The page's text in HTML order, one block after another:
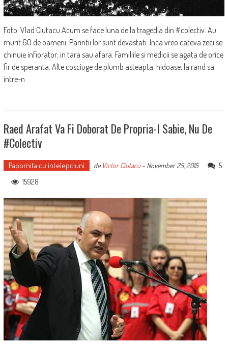
Foto: Vlad Ciutacu Acum se face luna de la tragedia din #colectiv. Au
murit 60 de oameni. Parintii lor sunt devastati. Inca vreo cateva zeci se
chinuie infiorator; in tara sau afara. Familiile si medicii se agata de orice
fir de speranta. Alte cosciuge de plumb asteapta, hidoase, la rand sa
intre-n
Raed Arafat Va Fi Doborat De Propria-I Sabie, Nu De
#Colectiv
Papornita cu intelepciuni de Victor Ciutacu- November 25, 2015
5
15928